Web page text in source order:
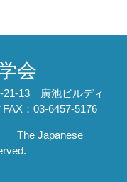
会
21-13 廣池ビルディ
：03-6457-5176
The Japanese